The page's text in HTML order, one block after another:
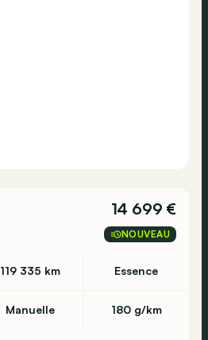
14 699 €
NOUVEAU
119 335 km Essence
Manuelle 180 g/km